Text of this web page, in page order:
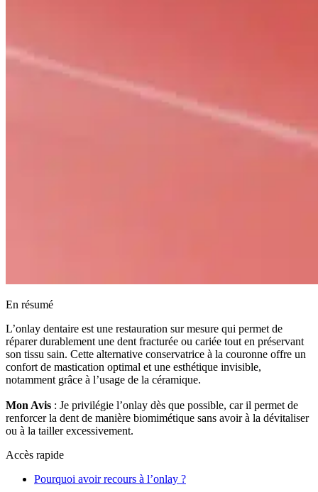
En résumé
L’onlay dentaire est une restauration sur mesure qui permet de
réparer durablement une dent fracturée ou cariée tout en préservant
son tissu sain. Cette alternative conservatrice à la couronne offre un
confort de mastication optimal et une esthétique invisible,
notamment grâce à l’usage de la céramique.
Mon Avis : Je privilégie l’onlay dès que possible, car il permet de
renforcer la dent de manière biomimétique sans avoir à la dévitaliser
ou à la tailler excessivement.
Accès rapide
Pourquoi avoir recours à l’onlay ?